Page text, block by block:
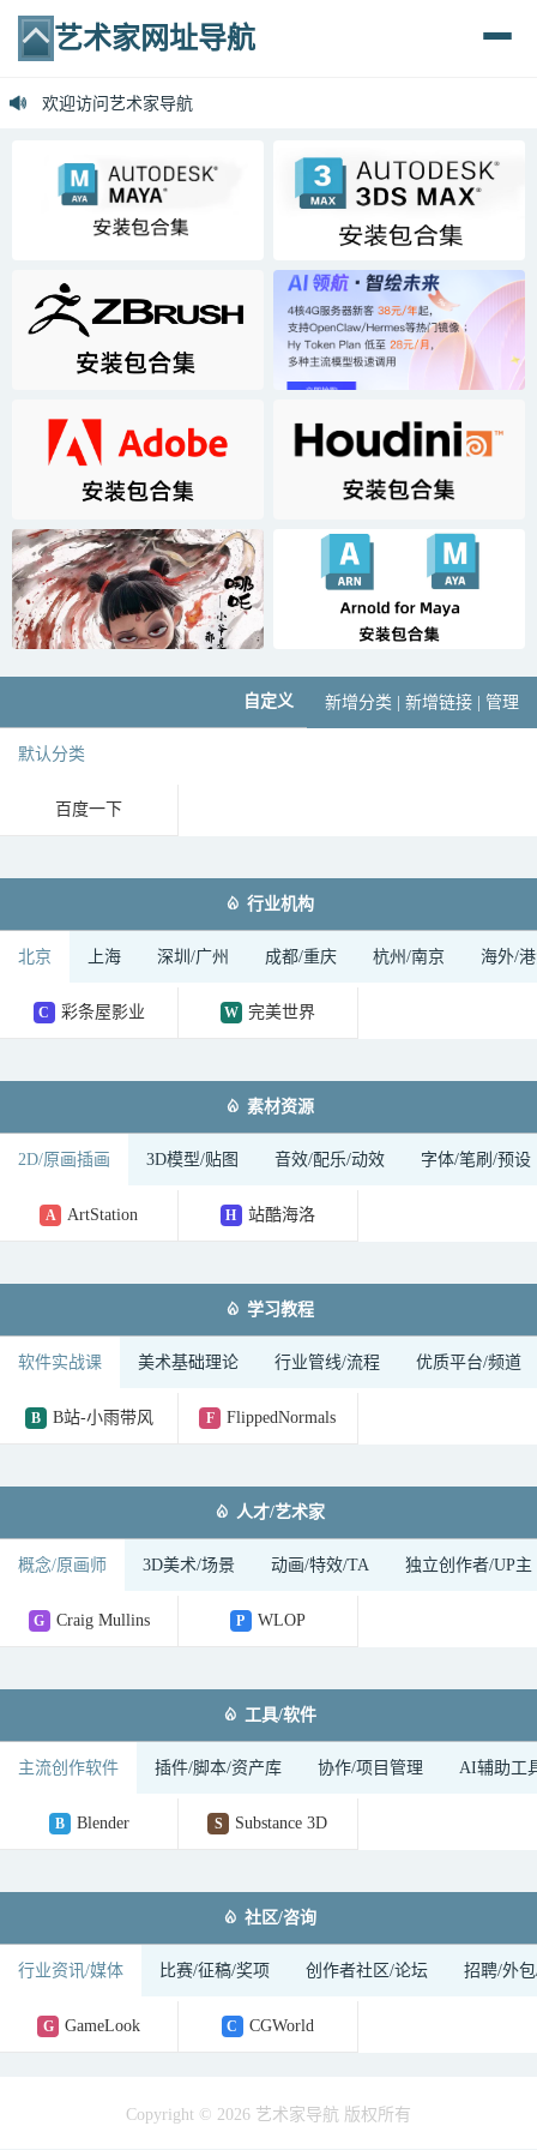
艺术家网址导航
 欢迎访问艺术家导航
自定义
默认分类
新增分类 新增链接 管理
百度一下
 行业机构
北京 上海 深圳/广州 成都/重庆 杭州/南京 海外/
C 彩条屋影业 W 完美世界
 素材资源
2D/原画插画 3D模型/贴图 音效/配乐/动效 字体/笔刷/预设
A ArtStation H 站酷海洛
 学习教程
软件实战课 美术基础理论 行业管线/流程 优质平台/频道
B B站-小雨带风 F FlippedNormals
 人才/艺术家
概念/原画师 3D美术/场景 动画/特效/TA 独立创作者/UP主
G Craig Mullins P WLOP
 工具/软件
主流创作软件 插件/脚本/资产库 协作/项目管理 AI辅助工
B Blender S Substance 3D
 社区/咨询
行业资讯/媒体 比赛/征稿/奖项 创作者社区/论坛 招聘/外
G GameLook C CGWorld
Copyright © 2026 艺术家导航 版权所有